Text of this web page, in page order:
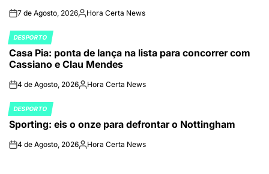
on7 de Agosto, 2026Publicado
Hora Certa News
POSTED
IN
DESPORTO
Casa Pia: ponta de lança na lista para concorrer com
Cassiano e Clau Mendes
on4 de Agosto, 2026Publicado
Hora Certa News
POSTED
IN
DESPORTO
Sporting: eis o onze para defrontar o Nottingham
on4 de Agosto, 2026Publicado
Hora Certa News